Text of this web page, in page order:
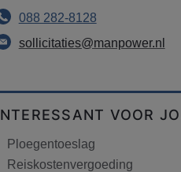
088 282-8128
sollicitaties@manpower.nl
VOOR
Ploegentoeslag
Reiskostenvergoeding